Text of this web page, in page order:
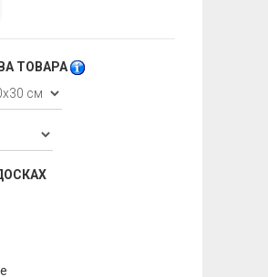
ТОВАРА